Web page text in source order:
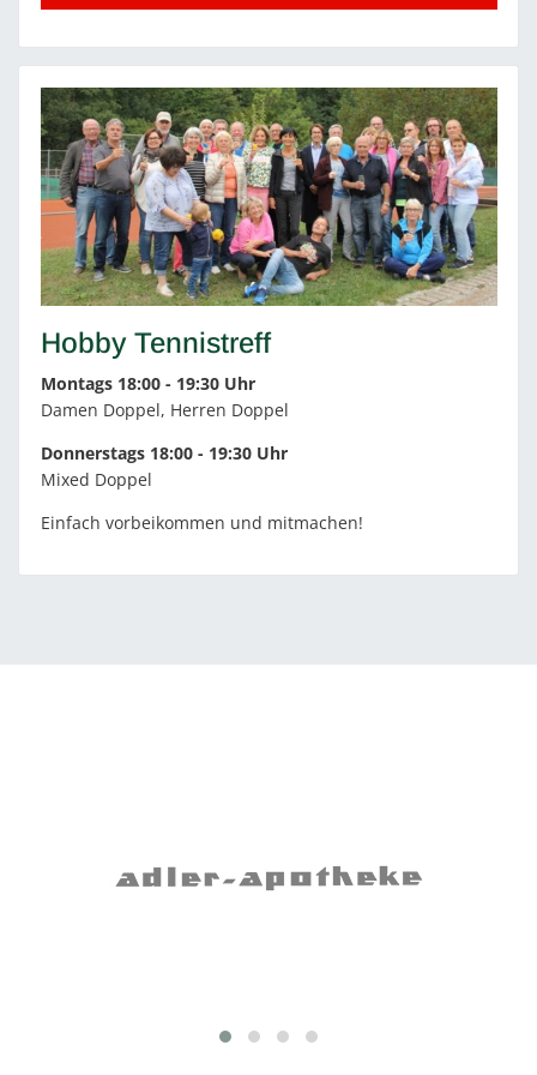
Hobby Tennistreff
Montags 18:00 - 19:30 Uhr
Damen Doppel, Herren Doppel
Donnerstags 18:00 - 19:30 Uhr
Mixed Doppel
Einfach vorbeikommen und mitmachen!